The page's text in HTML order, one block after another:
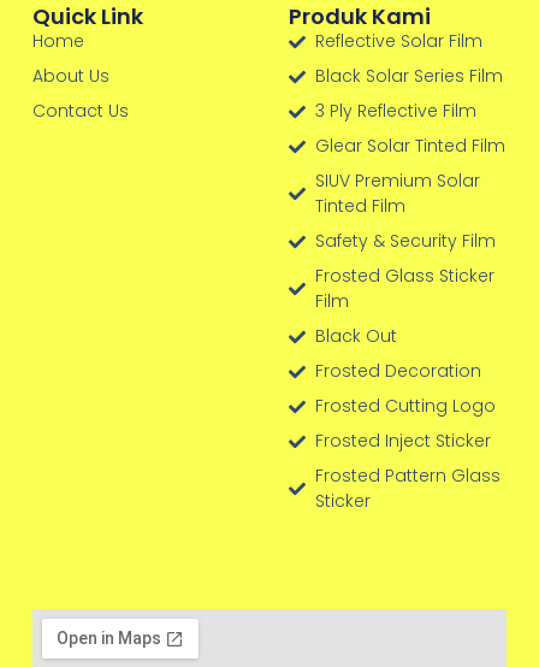
Quick Link
Home
About Us
Contact Us
Produk Kami
Reflective Solar Film
Black Solar Series Film
3 Ply Reflective Film
Glear Solar Tinted Film
SIUV Premium Solar
Tinted Film
Safety & Security Film
Frosted Glass Sticker
Film
Black Out
Frosted Decoration
Frosted Cutting Logo
Frosted Inject Sticker
Frosted Pattern Glass
Sticker